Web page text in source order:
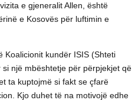
e gjeneralit Allen, është
e Kosovës për luftimin e
Koalicionit kundër ISIS (Shteti
një mbështetje për përpjekjet që
ta kuptojmë si fakt se çfarë
Kjo duhet të na motivojë edhe